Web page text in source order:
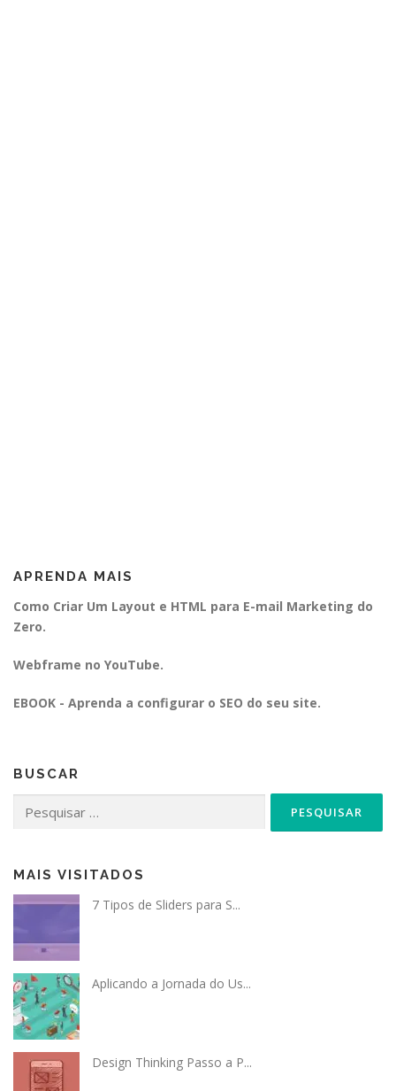
APRENDA MAIS
Como Criar Um Layout e HTML para E-mail Marketing do
Zero.
Webframe no YouTube.
EBOOK - Aprenda a configurar o SEO do seu site.
BUSCAR
por:
MAIS VISITADOS
7 Tipos de Sliders para S...
Aplicando a Jornada do Us...
Design Thinking Passo a P...